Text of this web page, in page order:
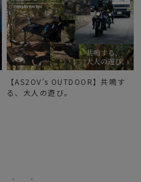
【AS2OV's OUTDOOR】共鳴す
る、大人の遊び。